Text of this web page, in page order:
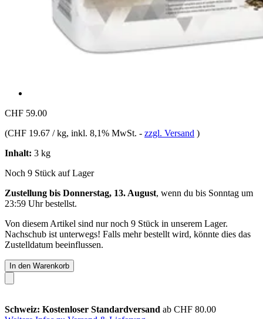
CHF 59.00
(CHF 19.67 / kg, inkl. 8,1% MwSt. - zzgl. Versand )
Inhalt: 3 kg
Noch 9 Stück auf Lager
Zustellung bis Donnerstag, 13. August, wenn du bis Sonntag um
23:59 Uhrbestellst.
Von diesem Artikel sind nur noch 9 Stück in unserem Lager.
Nachschub ist unterwegs! Falls mehr bestellt wird, könnte dies das
Zustelldatum beeinflussen.
In den Warenkorb
Schweiz: Kostenloser Standardversand ab CHF 80.00